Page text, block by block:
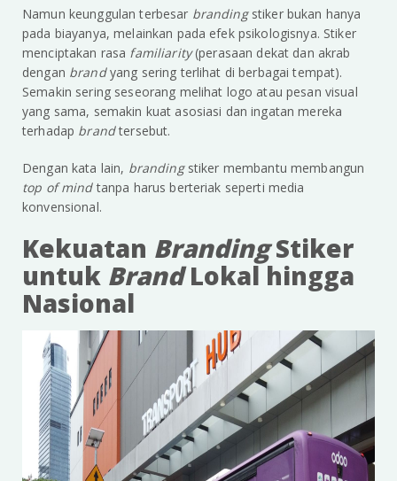
Namun keunggulan terbesar branding stiker bukan hanya
pada biayanya, melainkan pada efek psikologisnya. Stiker
menciptakan rasa familiarity(perasaan dekat dan akrab
dengan brandyang sering terlihat di berbagai tempat).
Semakin sering seseorang melihat logo atau pesan visual
yang sama, semakin kuat asosiasi dan ingatan mereka
terhadap brandtersebut.
Dengan kata lain, branding stiker membantu membangun
top of mindtanpa harus berteriak seperti media
konvensional.
Kekuatan BrandingStiker
untuk BrandLokal hingga
Nasional